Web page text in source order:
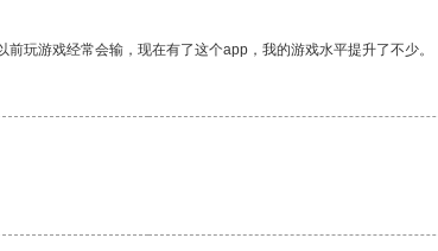
玩游戏经常会输，现在有了这个app，我的游戏水平提升了不少。